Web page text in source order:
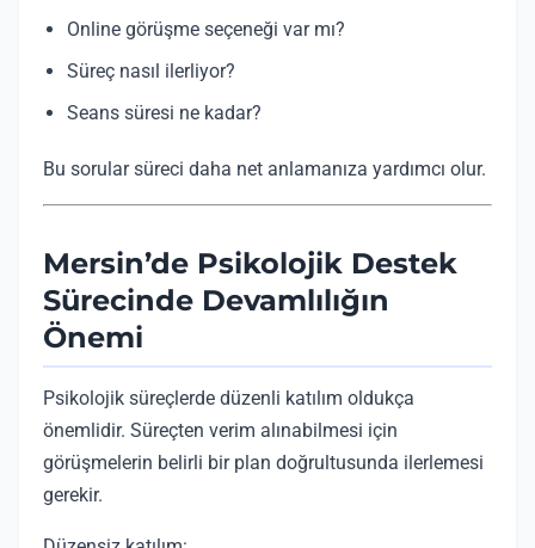
Online görüşme seçeneği var mı?
Süreç nasıl ilerliyor?
Seans süresi ne kadar?
Bu sorular süreci daha net anlamanıza yardımcı olur.
Mersin’de Psikolojik Destek
Sürecinde Devamlılığın
Önemi
Psikolojik süreçlerde düzenli katılım oldukça
önemlidir. Süreçten verim alınabilmesi için
görüşmelerin belirli bir plan doğrultusunda ilerlemesi
gerekir.